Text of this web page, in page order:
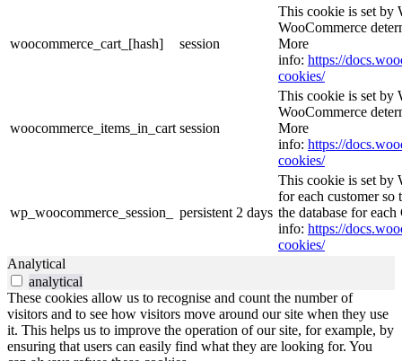
woocommerce_cart_[hash] session
This cookie is set by
WooCommerce
More
info: https://
cookies/
woocommerce_items_in_cart session
This cookie is set by
WooCommerce
More
info: https://
cookies/
wp_woocommerce_session_ persistent 2 days
This cookie is set by
for each customer
the database for
info: https://
cookies/
Analytical
analytical
These cookies allow us to recognise and count the number of
visitors and to see how visitors move around our site when they use
it. This helps us to improve the operation of our site, for example, by
ensuring that users can easily find what they are looking for. You